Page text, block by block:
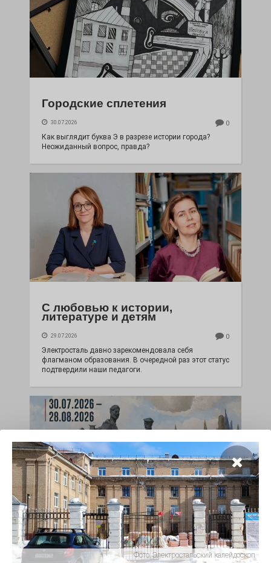
Городские сплетения
30.07.2026 0
Как выглядит буква Э в разрезе истории города?
Неожиданный вопрос, правда?
С любовью к истории,
литературе и детям
29.07.2026 0
Электросталь давно зарекомендовала себя
флагманом образования. В очередной раз этот статус
подтвердили наши педагоги.
Чувство Родины — одно на
всех
28.07.2026 0
Фото:Электростальский калейдоскоп